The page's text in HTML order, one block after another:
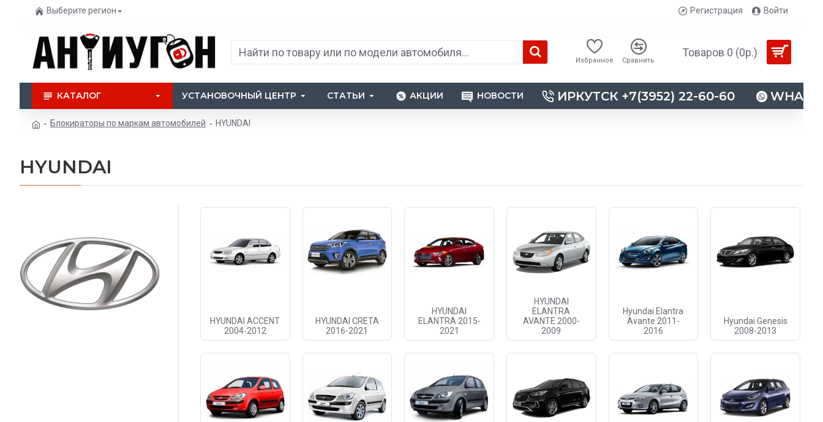
Выберите регион Регистрация Войти
Избранное Сравнить
Товаров 0 (0р.)
КАТАЛОГ УСТАНОВОЧНЫЙ ЦЕНТР СТАТЬИ АКЦИИ НОВОСТИ ИРКУТСК +7(3952) 22-60-60
Блокираторы по маркам автомобилей HYUNDAI
HYUNDAI
HYUNDAI ACCENT
2004-2012
HYUNDAI CRETA
2016-2021
HYUNDAI
ELANTRA 2015-
2021
HYUNDAI
ELANTRA
AVANTE 2000-
2009
Hyundai Elantra
Avante 2011-
2016
Hyundai Genesis
2008-2013